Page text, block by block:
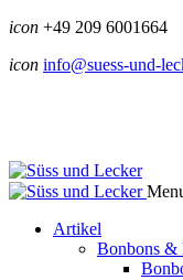
icon +49 209 6001664
icon info@suess-und-
Artikel
Bonbons &